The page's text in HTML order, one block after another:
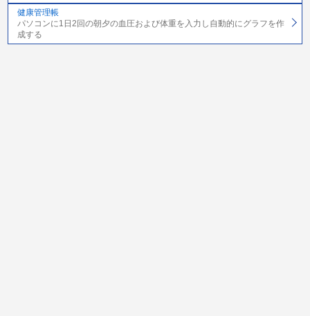
健康管理帳
パソコンに1日2回の朝夕の血圧および体重を入力し自動的にグラフを作
成する